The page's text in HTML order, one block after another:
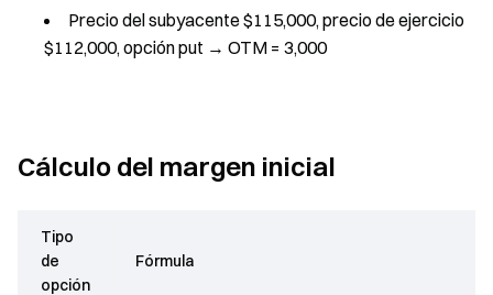
Precio del subyacente $115,000, precio de ejercicio
$112,000, opción put → OTM = 3,000
Cálculo del margen inicial
Tipo
de
opción
Fórmula